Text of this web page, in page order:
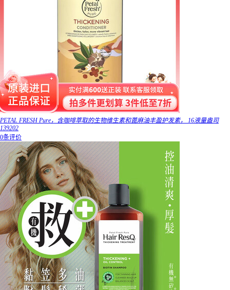
PETAL FRESH Pure，含咖啡萃取的生物维生素和蓖麻油丰盈护发素， 16液量盎司
139202
0条评价